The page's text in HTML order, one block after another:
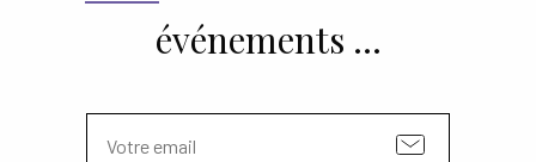
événements …